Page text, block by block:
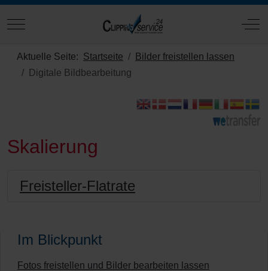
Mobile Menu Toggle Off-
Aktuelle Seite: Startseite
Bilder freistellen lassen
Digitale Bildbearbeitung
Skalierung
Freisteller-Flatrate
Im Blickpunkt
Fotos freistellen und Bilder bearbeiten lassen